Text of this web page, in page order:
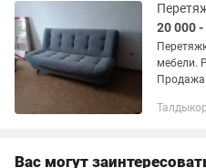
20 000
мебели.
Вас могут